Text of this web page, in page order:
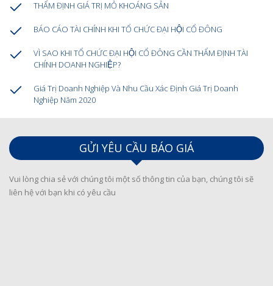
THẨM ĐỊNH GIÁ TRỊ MỎ KHOÁNG SẢN
BÁO CÁO TÀI CHÍNH KHI TỔ CHỨC ĐẠI HỘI CỔ ĐÔNG
VÌ SAO KHI TỔ CHỨC ĐẠI HỘI CỔ ĐÔNG CẦN THẨM ĐỊNH TÀI
CHÍNH DOANH NGHIỆP?
Giá Trị Doanh Nghiệp Và Nhu Cầu Xác Định Giá Trị Doanh
Nghiệp Năm 2020
GỬI YÊU CẦU BÁO GIÁ
Vui lòng chia sẻ với chúng tôi một số thông tin của bạn, chúng tôi sẽ
liên hệ với bạn khi có yêu cầu